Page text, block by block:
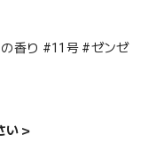
香り #11号 #ゼンゼ
い＞